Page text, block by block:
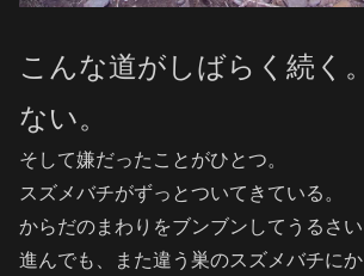
こんな道がしばらく続く
ない。
そして嫌だったことがひとつ。
スズメバチがずっとついてきている。
からだのまわりをブンブンしてうるさい
進んでも、また違う巣のスズメバチにか